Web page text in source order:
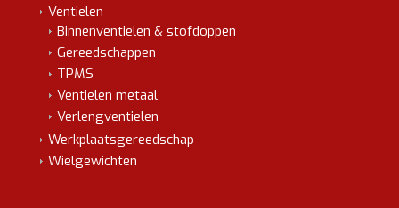
Ventielen
Binnenventielen & stofdoppen
Gereedschappen
TPMS
Ventielen metaal
Verlengventielen
Werkplaatsgereedschap
Wielgewichten